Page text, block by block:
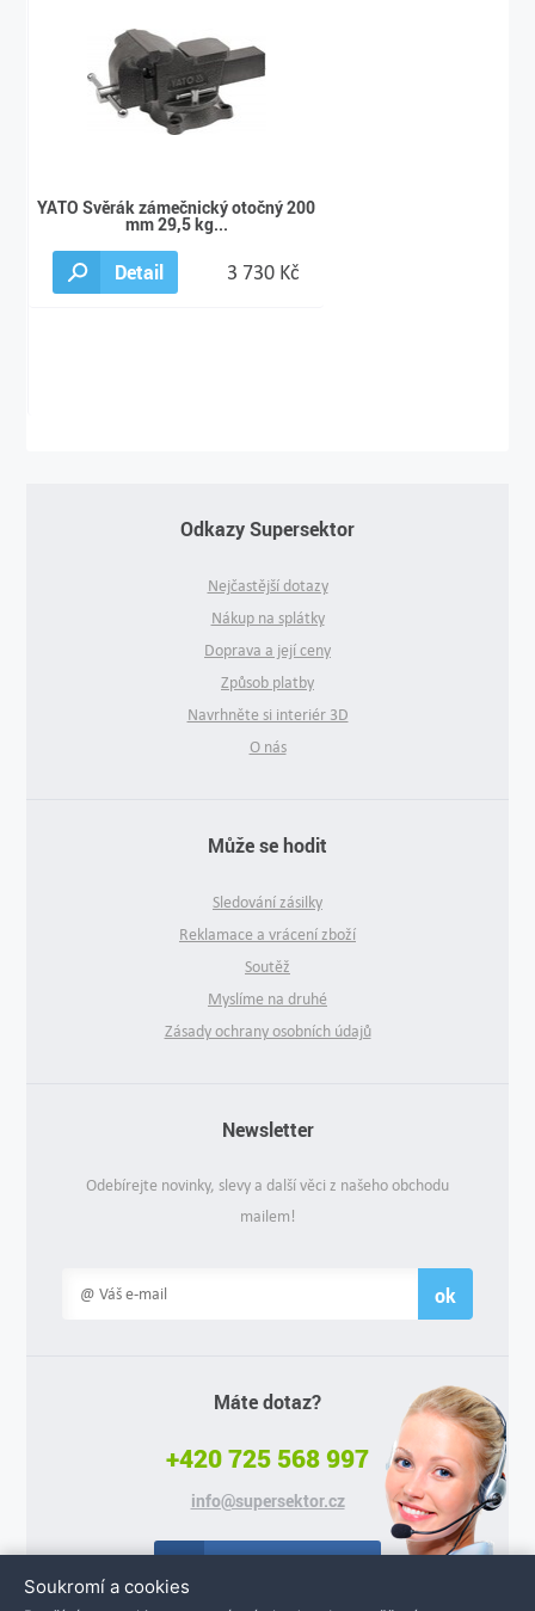
YATO Svěrák zámečnický otočný 200
mm 29,5 kg...
Detail 3 730 Kč
Odkazy Supersektor
Nejčastější dotazy
Nákup na splátky
Doprava a její ceny
Způsob platby
Navrhněte si interiér 3D
O nás
Může se hodit
Sledování zásilky
Reklamace a vrácení zboží
Soutěž
Myslíme na druhé
Zásady ochrany osobních údajů
Newsletter
Odebírejte novinky, slevy a další věci z našeho obchodu
mailem!
ok
Máte dotaz?
+420 725 568 997
info@supersektor.cz
Soukromí a cookies